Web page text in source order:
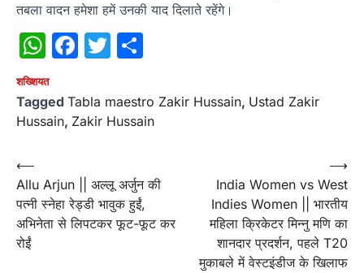
तबला वादन हमेशा हमें उनकी याद दिलाते रहेंगे।
WhatsApp
Facebook
Twitter
शख्‍श‍ियत
Tagged Tabla maestro Zakir Hussain, Ustad Zakir
Hussain, Zakir Hussain
Post
navigation
⟵
Allu Arjun || अल्लू अर्जुन की
पत्नी स्नेहा रेड्डी भावुक हुईं,
अभिनेता से लिपटकर फूट-फूट कर
रोईं
India Women vs West
Indies Women || भारतीय
महिला क्रिकेटर मिन्नु मणि का
शानदार प्रदर्शन, पहले T20
मुकाबले में वेस्टइंडीज के खिलाफ
⟶